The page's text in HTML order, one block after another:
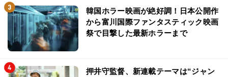
韓国ホラー映画が絶好調！日本公開作
から富川国際ファンタスティック映画
祭で目撃した最新ホラーまで
押井守監督、新連載テーマは“ジャン